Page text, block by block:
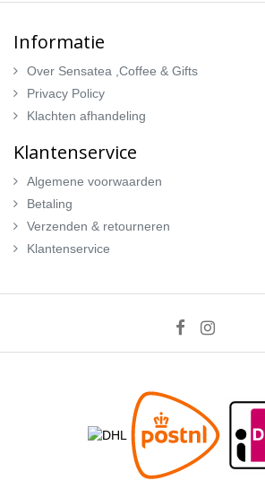
Informatie
Over Sensatea ,Coffee & Gifts
Privacy Policy
Klachten afhandeling
Klantenservice
Algemene voorwaarden
Betaling
Verzenden & retourneren
Klantenservice